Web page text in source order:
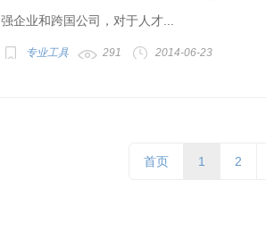
强企业和跨国公司，对于人才...
专业工具 291 2014-06-23
首页 1 2